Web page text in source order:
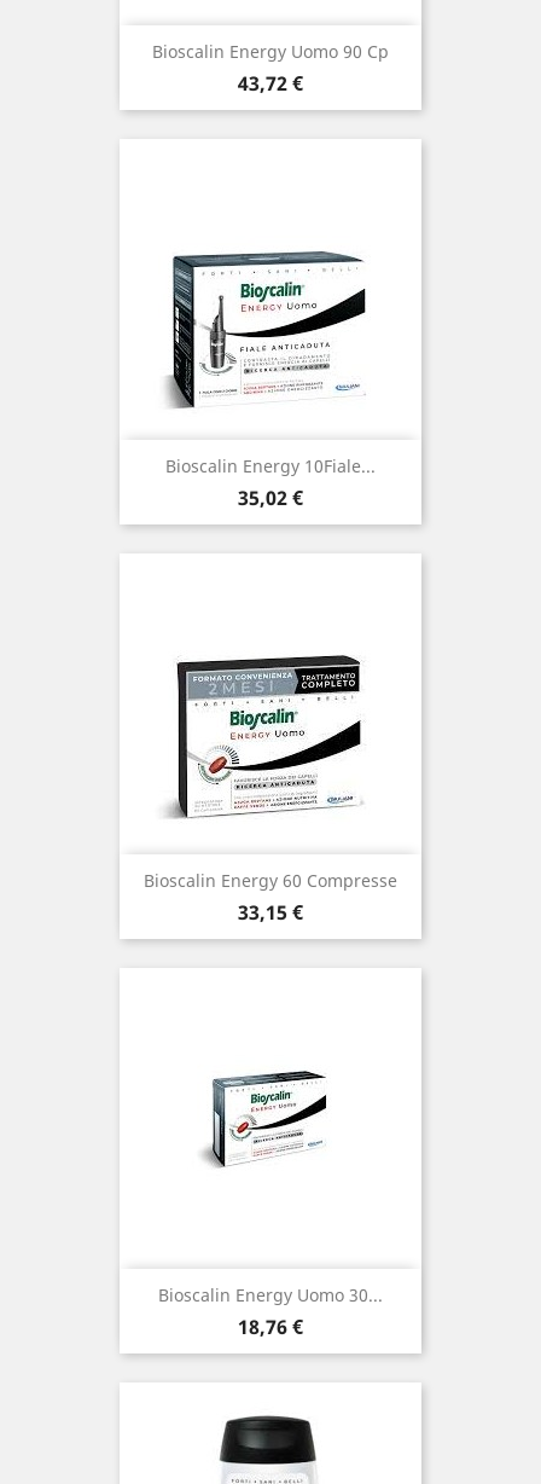
Bioscalin Energy Uomo 90 Cp
Prezzo
43,72 €
Bioscalin Energy 10Fiale...
Prezzo
35,02 €
Bioscalin Energy 60 Compresse
Prezzo
33,15 €
Bioscalin Energy Uomo 30...
Prezzo
18,76 €